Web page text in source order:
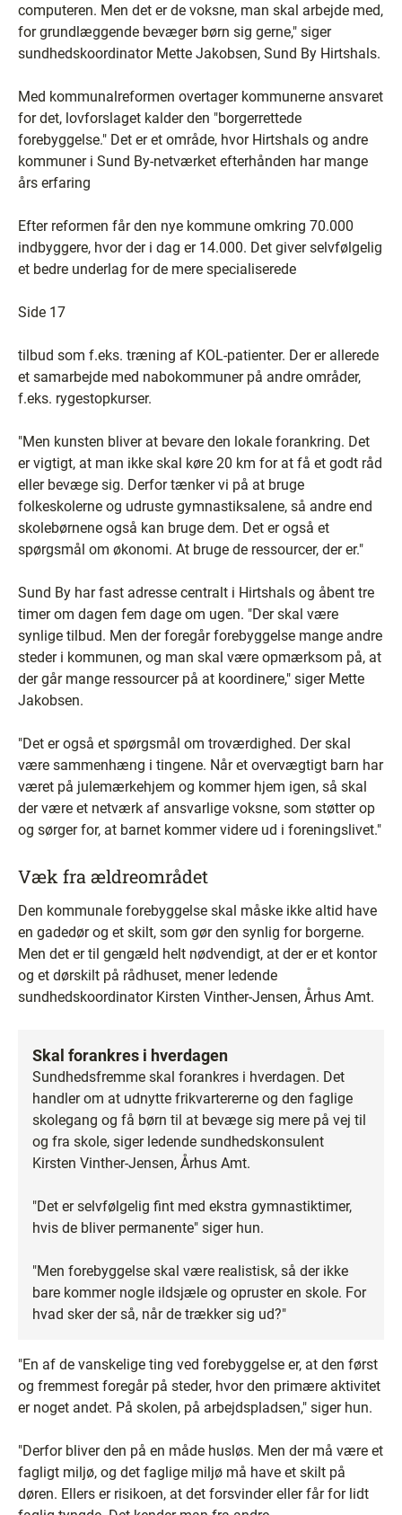
computeren. Men det er de voksne, man skal arbejde med,
for grundlæggende bevæger børn sig gerne," siger
sundhedskoordinator Mette Jakobsen, Sund By Hirtshals.
Med kommunalreformen overtager kommunerne ansvaret
for det, lovforslaget kalder den "borgerrettede
forebyggelse." Det er et område, hvor Hirtshals og andre
kommuner i Sund By-netværket efterhånden har mange
års erfaring
Efter reformen får den nye kommune omkring 70.000
indbyggere, hvor der i dag er 14.000. Det giver selvfølgelig
et bedre underlag for de mere specialiserede
Side 17
tilbud som f.eks. træning af KOL-patienter. Der er allerede
et samarbejde med nabokommuner på andre områder,
f.eks. rygestopkurser.
"Men kunsten bliver at bevare den lokale forankring. Det
er vigtigt, at man ikke skal køre 20 km for at få et godt råd
eller bevæge sig. Derfor tænker vi på at bruge
folkeskolerne og udruste gymnastiksalene, så andre end
skolebørnene også kan bruge dem. Det er også et
spørgsmål om økonomi. At bruge de ressourcer, der er."
Sund By har fast adresse centralt i Hirtshals og åbent tre
timer om dagen fem dage om ugen. "Der skal være
synlige tilbud. Men der foregår forebyggelse mange andre
steder i kommunen, og man skal være opmærksom på, at
der går mange ressourcer på at koordinere," siger Mette
Jakobsen.
"Det er også et spørgsmål om troværdighed. Der skal
være sammenhæng i tingene. Når et overvægtigt barn har
været på julemærkehjem og kommer hjem igen, så skal
der være et netværk af ansvarlige voksne, som støtter op
og sørger for, at barnet kommer videre ud i foreningslivet."
Væk fra ældreområdet
Den kommunale forebyggelse skal måske ikke altid have
en gadedør og et skilt, som gør den synlig for borgerne.
Men det er til gengæld helt nødvendigt, at der er et kontor
og et dørskilt på rådhuset, mener ledende
sundhedskoordinator Kirsten Vinther-Jensen, Århus Amt.
Skal forankres i hverdagen
Sundhedsfremme skal forankres i hverdagen. Det
handler om at udnytte frikvartererne og den faglige
skolegang og få børn til at bevæge sig mere på vej til
og fra skole, siger ledende sundhedskonsulent
Kirsten Vinther-Jensen, Århus Amt.
"Det er selvfølgelig fint med ekstra gymnastiktimer,
hvis de bliver permanente" siger hun.
"Men forebyggelse skal være realistisk, så der ikke
bare kommer nogle ildsjæle og opruster en skole. For
hvad sker der så, når de trækker sig ud?"
"En af de vanskelige ting ved forebyggelse er, at den først
og fremmest foregår på steder, hvor den primære aktivitet
er noget andet. På skolen, på arbejdspladsen," siger hun.
"Derfor bliver den på en måde husløs. Men der må være et
fagligt miljø, og det faglige miljø må have et skilt på
døren. Ellers er risikoen, at det forsvinder eller får for lidt